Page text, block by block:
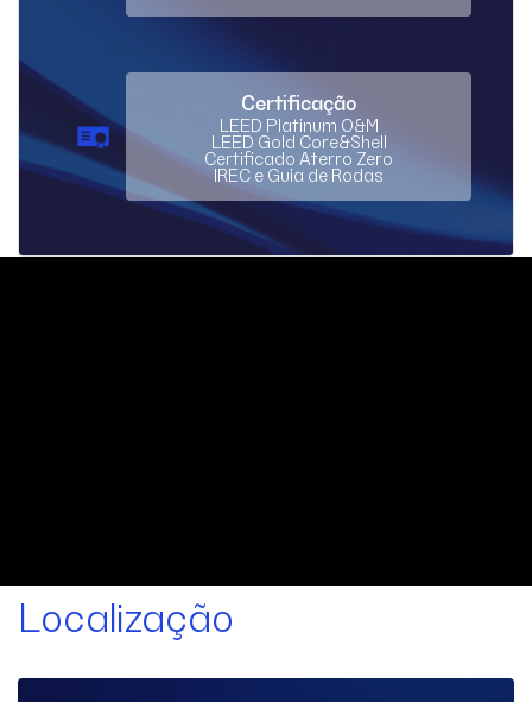
Certificação
LEED Platinum O&M
LEED Gold Core&Shell
Certificado Aterro Zero
IREC e Guia de Rodas
Localização